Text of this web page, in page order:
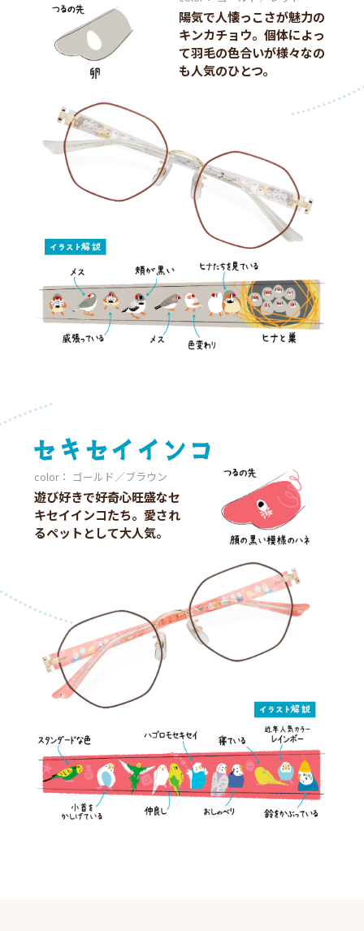
陽気で人懐っこさが魅力の
キンカチョウ。個体によっ
て羽毛の色合いが様々なの
も人気のひとつ。
color： ゴールド／ブラウン
遊び好きで好奇心旺盛なセ
キセイインコたち。愛され
るペットとして大人気。